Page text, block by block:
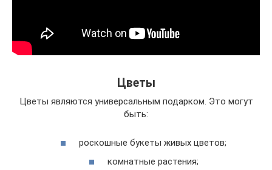
Цветы
Цветы являются универсальным подарком. Это могут
быть:
роскошные букеты живых цветов;
комнатные растения;